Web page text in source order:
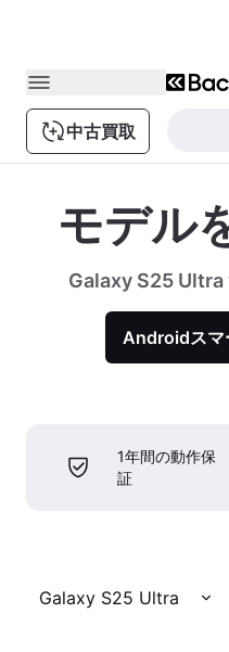
中古買取
モデル
Galaxy S25
Androidスマ
1年間の動作保
証
Galaxy S25 Ultra